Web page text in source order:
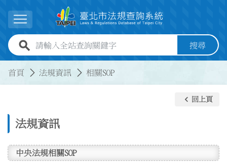
展開選單
全站查詢關鍵字欄位 搜尋
首頁 法規資訊 相關SOP
法規資訊
keyboard_arrow_left 回上頁
中央法規相關SOP